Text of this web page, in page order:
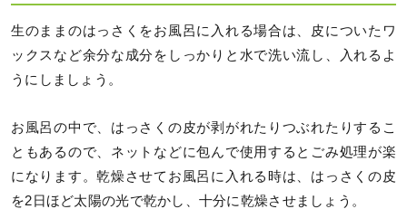
生のままのはっさくをお風呂に入れる場合は、皮についたワ
ックスなど余分な成分をしっかりと水で洗い流し、入れるよ
うにしましょう。
お風呂の中で、はっさくの皮が剥がれたりつぶれたりするこ
ともあるので、ネットなどに包んで使用するとごみ処理が楽
になります。乾燥させてお風呂に入れる時は、はっさくの皮
を2日ほど太陽の光で乾かし、十分に乾燥させましょう。